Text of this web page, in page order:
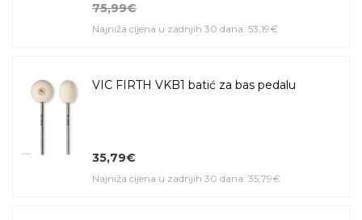
75,99€
Najniža cijena u zadnjih 30 dana: 53,19€
VIC FIRTH VKB1 batić za bas pedalu
35,79€
Najniža cijena u zadnjih 30 dana: 35,79€